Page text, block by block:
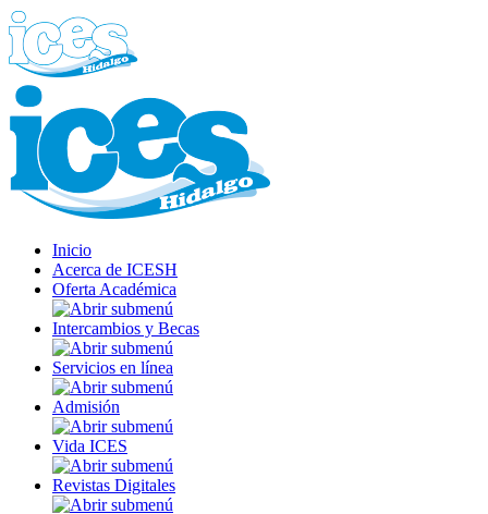
Inicio
Acerca de ICESH
Oferta Académica
Intercambios y Becas
Servicios en línea
Admisión
Vida ICES
Revistas Digitales